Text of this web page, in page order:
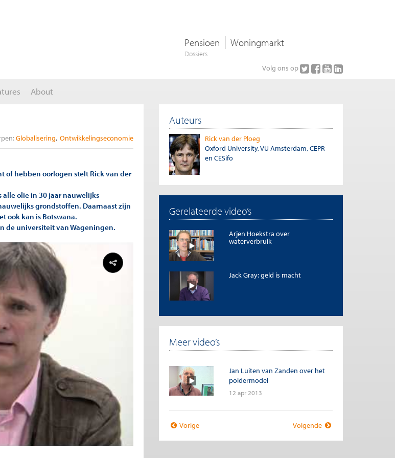
Pensioen Woningmarkt
Dossiers
Volg ons op
About
Globalisering Ontwikkelingseconomie
of hebben oorlogen stelt Rick van der
alle olie in 30 jaar nauwelijks
grondstoffen. Daarnaast zijn
ook kan is Botswana.
de universiteit van Wageningen.
Auteurs
Rick van der Ploeg
Oxford University, VU Amsterdam, CEPR
en CESifo
Gerelateerde video’s
Arjen Hoekstra over
waterverbruik
Jack Gray: geld is macht
Meer video’s
Jan Luiten van Zanden over het
poldermodel
12 apr 2013
Vorige Volgende